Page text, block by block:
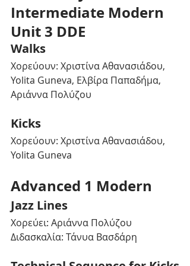
Intermediate Modern
Unit 3 DDE
Walks
Χορεύουν: Χριστίνα Αθανασιάδου,
Yolita Guneva, Ελβίρα Παπαδήμα,
Αριάννα Πολύζου
Kicks
Χορεύουν: Χριστίνα Αθανασιάδου,
Yolita Guneva
Advanced 1 Modern
Jazz Lines
Χορεύει: Αριάννα Πολύζου
Διδασκαλία: Τάνυα Βασδάρη